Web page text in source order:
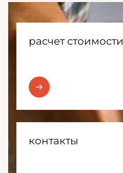
расчет стоимости
контакты